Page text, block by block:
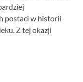
postaci w historii
Z tej okazji